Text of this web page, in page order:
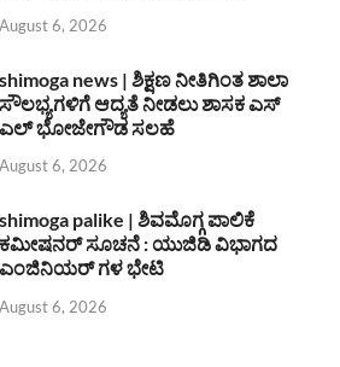
August 6, 2026
shimoga news | ಶಿಕ್ಷಣ ನೀತಿಗಿಂತ ಶಾಲಾ
ಸೌಲಭ್ಯಗಳಿಗೆ ಆದ್ಯತೆ ನೀಡಲು ಶಾಸಕ ಎಸ್
ಎಲ್ ಭೋಜೇಗೌಡ ಸಲಹೆ
August 6, 2026
shimoga palike | ಶಿವಮೊಗ್ಗ ಪಾಲಿಕೆ
ಕಮೀಷನರ್ ಸೂಚನೆ : ಯುಜಿಡಿ ವಿಭಾಗದ
ಎಂಜಿನಿಯರ್ ಗಳ ಭೇಟಿ
August 6, 2026